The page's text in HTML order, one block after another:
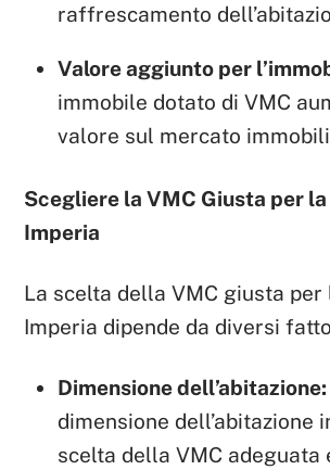
raffrescamento
Valore aggiunto per
immobile dotato di VMC
valore sul mercato
Scegliere la VMC Giusta per la
Imperia
La scelta della VMC giusta per
Imperia dipende da diversi
Dimensione dell’abitazione:
dimensione dell’abitazione
scelta della VMC adeguata